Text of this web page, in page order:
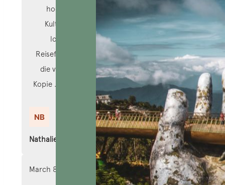
hochwertige Ausflüge, äußerst wichtige
Kulturangebote, große Verfügbarkeit des
lokalen Agenten, gute Betreuung der
Reiseführer in ihren Hotels! Im Gegenzug sind
die von der Agentur organisierten Repas in
Kopie …diese Repas sind Korrespondenten der
Repas des Festes in Vietnam …
Nathalie. B
March 8, 2024